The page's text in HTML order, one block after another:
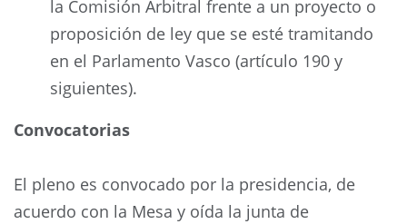
la Comisión Arbitral frente a un proyecto o
proposición de ley que se esté tramitando
en el Parlamento Vasco (artículo 190 y
siguientes).
Convocatorias
El pleno es convocado por la presidencia, de
acuerdo con la Mesa y oída la junta de